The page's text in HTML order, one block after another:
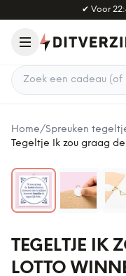
Naar hoofdinhoud
✔ Voor
Zoek een cadeau
Home/Spreuken
Tegeltje Ik zou graag
TEGELTJE IK
LOTTO